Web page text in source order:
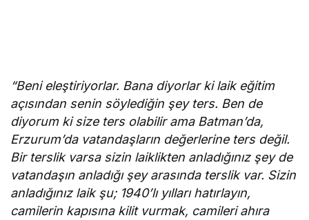
“Beni eleştiriyorlar. Bana diyorlar ki laik eğitim
açısından senin söylediğin şey ters. Ben de
diyorum ki size ters olabilir ama Batman’da,
Erzurum’da vatandaşların değerlerine ters değil.
Bir terslik varsa sizin laiklikten anladığınız şey de
vatandaşın anladığı şey arasında terslik var. Sizin
anladığınız laik şu; 1940’lı yılları hatırlayın,
camilerin kapısına kilit vurmak, camileri ahıra